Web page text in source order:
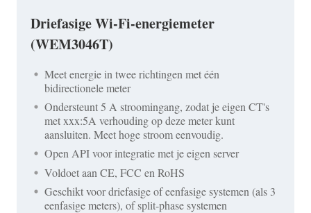
Driefasige Wi-Fi-energiemeter
(WEM3046T)
Meet energie in twee richtingen met één
bidirectionele meter
Ondersteunt 5 A stroomingang, zodat je eigen CT's
met xxx:5A verhouding op deze meter kunt
aansluiten. Meet hoge stroom eenvoudig.
Open API voor integratie met je eigen server
Voldoet aan CE, FCC en RoHS
Geschikt voor driefasige of eenfasige systemen (als 3
eenfasige meters), of split-phase systemen